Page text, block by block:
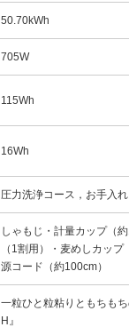
50.70kWh
705W
115Wh
16Wh
圧力洗浄コース，お手入
しゃもじ・計量カップ（
（1割用）・麦めしカッ
源コード（約100cm）
一粒ひと粒粘りともちも
H』